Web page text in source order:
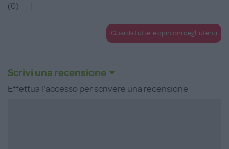
(0)
Guarda tutte le opinioni degli utenti
Scrivi una recensione
Effettua l'accesso per scrivere una recensione